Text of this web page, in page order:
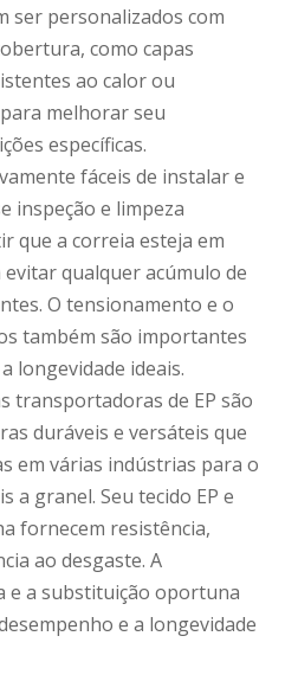
ser personalizados com
como capas
ao calor ou
melhorar seu
específicas.
fáceis de instalar e
inspeção e limpeza
que a correia esteja em
qualquer acúmulo de
O tensionamento e o
também são importantes
longevidade ideais.
transportadoras de EP são
duráveis ​​e versáteis que
em várias indústrias para o
a granel. Seu tecido EP e
fornecem resistência,
ao desgaste. A
e a substituição oportuna
e a longevidade